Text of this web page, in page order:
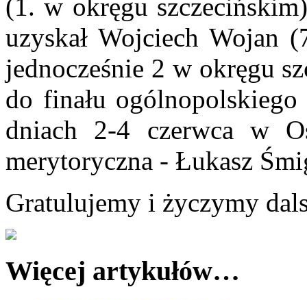
(1. w okręgu
uzyskał Wojciech Wojan
jednocześnie 2 w okręgu
do finału
dniach 2-4 czerwca w
merytoryczna - Łukasz
Gratulujemy i życzymy
Więcej artykułów…